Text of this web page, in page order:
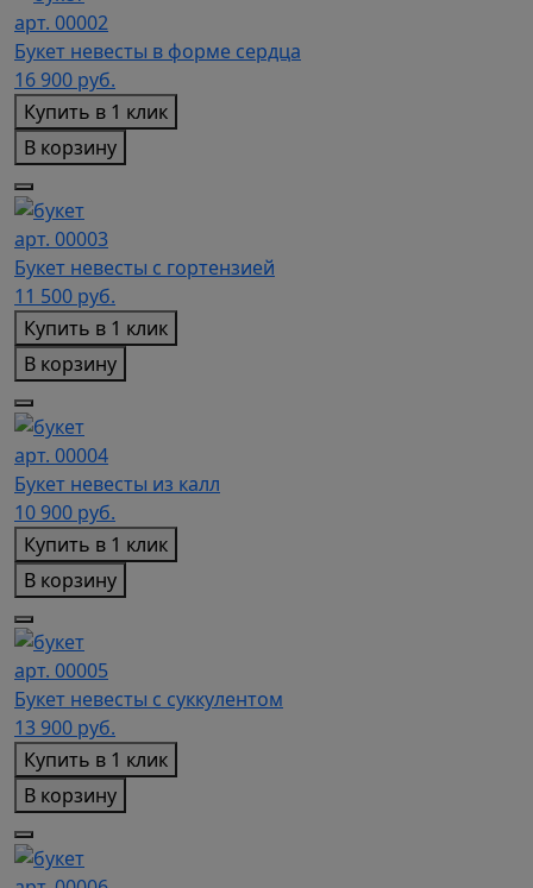
арт. 00002
Букет невесты в форме сердца
16 900 руб.
Купить в 1 клик
В корзину
арт. 00003
Букет невесты с гортензией
11 500 руб.
Купить в 1 клик
В корзину
арт. 00004
Букет невесты из калл
10 900 руб.
Купить в 1 клик
В корзину
арт. 00005
Букет невесты с суккулентом
13 900 руб.
Купить в 1 клик
В корзину